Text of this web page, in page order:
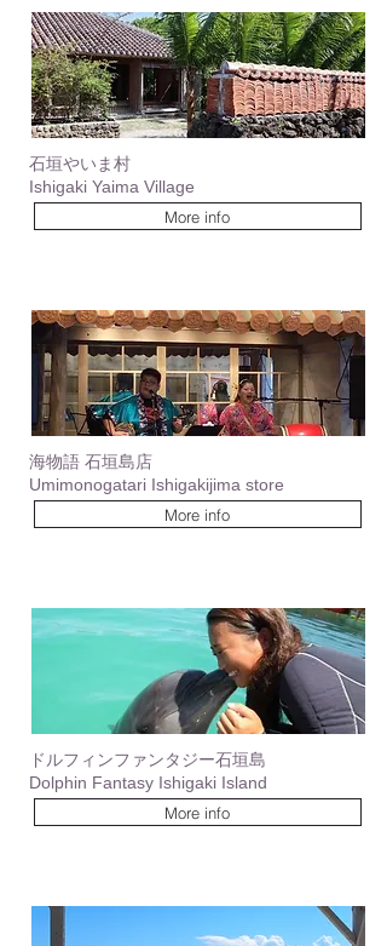
石垣やいま村
Ishigaki Yaima Village
More info
海物語 石垣島店
Umimonogatari Ishigakijima store
More info
ドルフィンファンタジー石垣島
Dolphin Fantasy Ishigaki Island
More info